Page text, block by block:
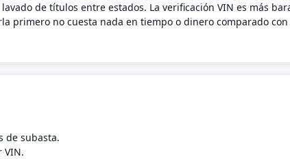
de títulos entre estados. La verificación VIN es más
primero no cuesta nada en tiempo o dinero comparado
de subasta.
VIN.